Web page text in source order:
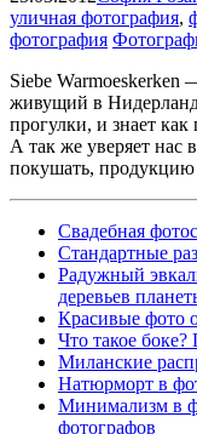
уличная фотография,
фотография
Siebe Warmoeskerken
живущий в
прогулки, и знает
А так же уверяет нас
покушать,
Свадебная
Cтандартные
Радужный
деревьев
Красивые фото
Что такое
Миланские
Натюрморт в
Минимализм в
фотографов